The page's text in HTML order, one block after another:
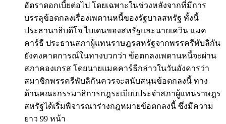
อัตราดอกเบี้ยต่อไป โดยเฉพาะในช่วงหลังจากที่มีการ
บรรลุข้อตกลงเรื่องเพดานหนี้ของรัฐบาลสหรัฐ ทั้งนี้
ประธานาธิบดีโจ ไบเดนของสหรัฐและนายเควิน แมค
คาร์ธี ประธานสภาผู้แทนราษฎรสหรัฐจากพรรครีพับลิกัน
ยังคงคาดการณ์ในทางบวกว่า ข้อตกลงเพดานหนี้จะผ่าน
สภาคองเกรส โดยนายแมคคาร์ธีกล่าวในวันอังคารว่า
สมาชิกพรรครีพับลิกันควรจะสนับสนุนข้อตกลงนี้ ทาง
ด้านคณะกรรมาธิการกฎระเบียบประจำสภาผู้แทนราษฎร
สหรัฐได้เริ่มพิจารณาร่างกฎหมายข้อตกลงนี้ ซึ่งมีความ
ยาว 99 หน้า